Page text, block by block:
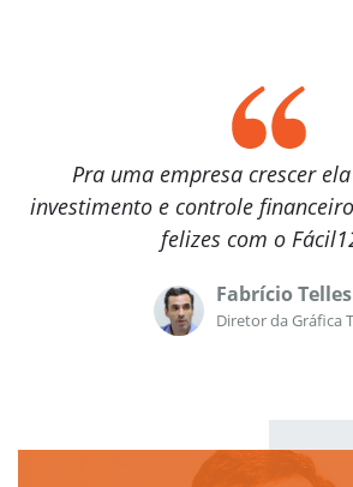
Pra uma empresa crescer
investimento e controle
felizes com o
Fabrício Telles
Diretor da Gráfica